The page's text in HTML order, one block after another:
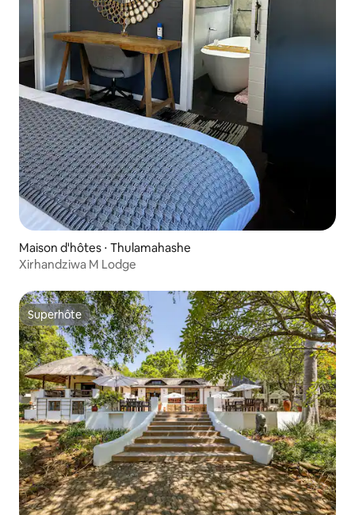
Maison d'hôtes ⋅ Thulamahashe
Xirhandziwa M Lodge
Superhôte
Superhôte